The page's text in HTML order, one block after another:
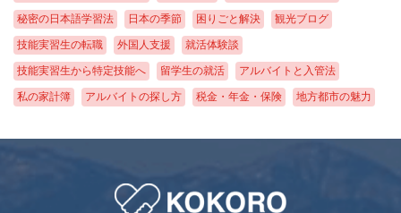
秘密の日本語学習法 日本の季節 困りごと解決 観光ブログ
技能実習生の転職 外国人支援 就活体験談
技能実習生から特定技能へ 留学生の就活 アルバイトと入管法
私の家計簿 アルバイトの探し方 税金・年金・保険 地方都市の魅力